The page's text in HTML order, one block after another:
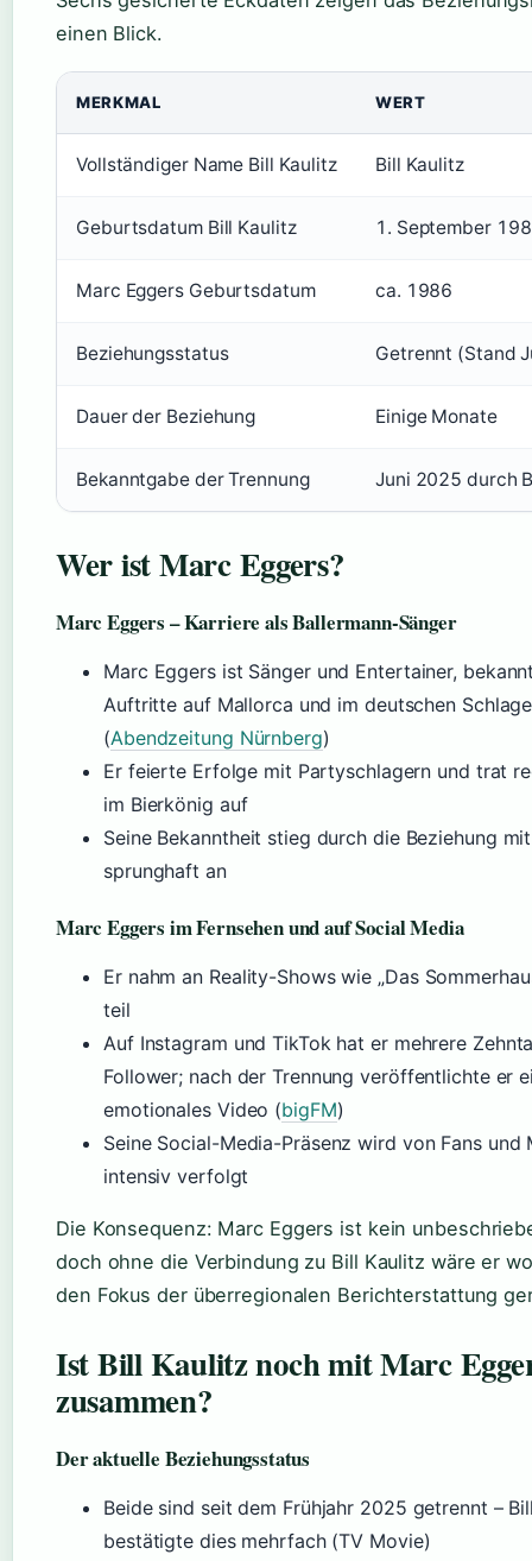
einen Blick.
MERKMAL WERT
Vollständiger Name Bill Kaulitz Bill Kaulitz
Geburtsdatum Bill Kaulitz 1. September
Marc Eggers Geburtsdatum ca. 1986
Beziehungsstatus Getrennt (Stand
Dauer der Beziehung Einige Monate
Bekanntgabe der Trennung Juni 2025 durch
Wer ist Marc Eggers?
Marc Eggers – Karriere als Ballermann-Sänger
Marc Eggers ist Sänger und Entertainer,
Auftritte auf Mallorca und im deutschen
(Abendzeitung Nürnberg)
Er feierte Erfolge mit Partyschlagern und trat
im Bierkönig auf
Seine Bekanntheit stieg durch die Beziehung
sprunghaft an
Marc Eggers im Fernsehen und auf Social Media
Er nahm an Reality-Shows wie „Das
teil
Auf Instagram und TikTok hat er mehrere
Follower; nach der Trennung veröffentlichte er
emotionales Video (bigFM)
Seine Social-Media-Präsenz wird von Fans und
intensiv verfolgt
Die Konsequenz: Marc Eggers ist kein
doch ohne die Verbindung zu Bill Kaulitz wäre er
den Fokus der überregionalen Berichterstattung
Ist Bill Kaulitz noch mit Marc
zusammen?
Der aktuelle Beziehungsstatus
Beide sind seit dem Frühjahr 2025 getrennt –
bestätigte dies mehrfach (TV Movie)